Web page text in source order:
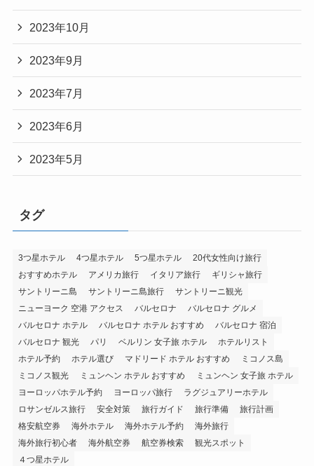
2023年10月
2023年9月
2023年7月
2023年6月
2023年5月
タグ
3つ星ホテル 4つ星ホテル 5つ星ホテル
20代女性向け旅行
おすすめホテル
アメリカ旅行 イタリア旅行
ギリシャ旅行
サントリーニ島
サントリーニ島旅行
サントリーニ観光
ニューヨーク 空港 アクセス
バルセロナ
バルセロナ グルメ
バルセロナ ホテル
バルセロナ ホテル おすすめ
バルセロナ 宿泊
バルセロナ 観光
パリ ベルリン 女子旅 ホテル
ホテルリスト
ホテル予約
ホテル選び マドリード ホテル おすすめ
ミコノス島
ミコノス観光
ミュンヘン ホテル おすすめ
ミュンヘン 女子旅 ホテル
ヨーロッパホテル予約
ヨーロッパ旅行
ラグジュアリーホテル
ロサンゼルス旅行
安全対策 旅行ガイド 旅行準備
旅行計画
格安航空券
海外ホテル 海外ホテル予約
海外旅行
海外旅行初心者
海外航空券 航空券検索
観光スポット
４つ星ホテル